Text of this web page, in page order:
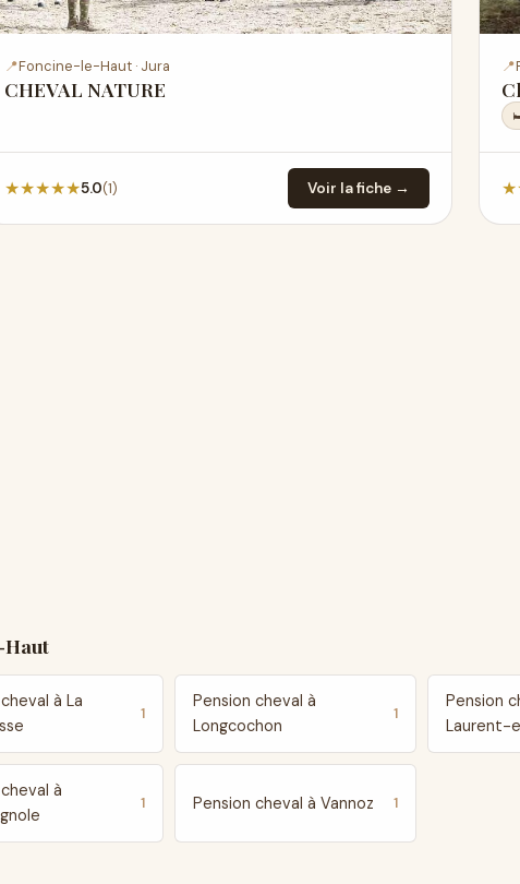
📍Foncine-le-Haut · Jura
CHEVAL NATURE
★★★★★5.0(1) Voir la fiche →
📍
★
Haut
à La
1
Pension cheval à
Longcochon
1
Pension
Laurent-
à
1 Pension cheval à Vannoz 1